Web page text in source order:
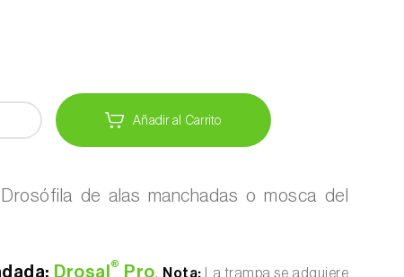
Añadir al Carrito
Drosófila de alas manchadas o mosca del
Drosal ® Pro. Nota: La trampa se adquiere